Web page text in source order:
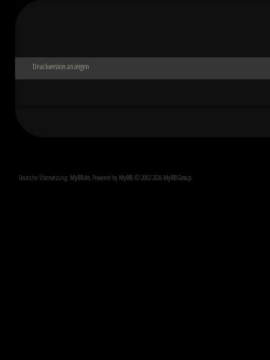
Druckversion anzeigen
Deutsche Übersetzung: MyBB.de, Powered by MyBB, © 2002-2026 MyBB Group.